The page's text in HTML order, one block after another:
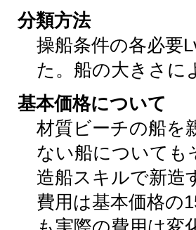
分類方法
操船条件の各必要
た。船の大きさに
基本価格について
材質ビーチの船を
ない船についても
造船スキルで新造
費用は基本価格の